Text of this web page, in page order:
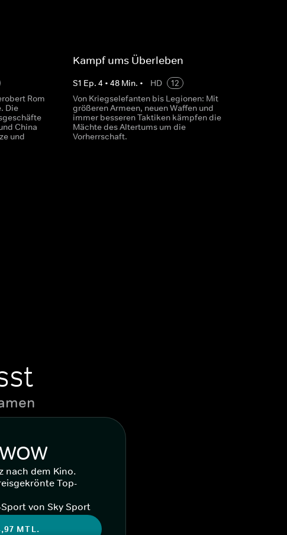
Rom
Die
China
und
Kampf ums Überleben
S1 Ep. 4 • 48Min. • HD
12
Von Kriegselefanten bis Legionen: Mit
größeren Armeen, neuen Waffen und
immer besseren Taktiken kämpfen die
Mächte des Altertums um die
Vorherrschaft.
nach dem Kino.
Top-
von Sky Sport
MTL.